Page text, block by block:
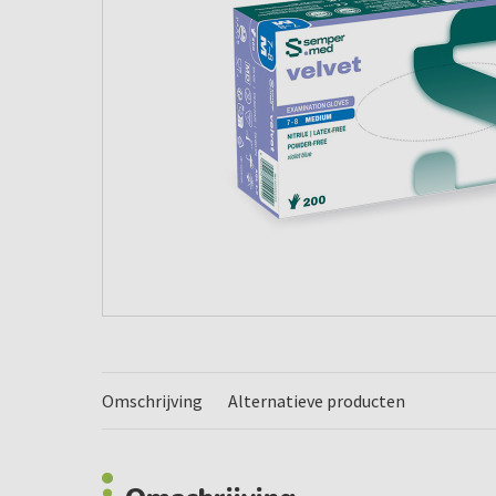
Omschrijving Alternatieve producten